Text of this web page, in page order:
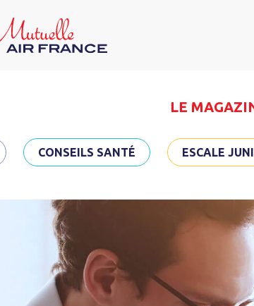
LE
CONSEILS SANTÉ ESCALE